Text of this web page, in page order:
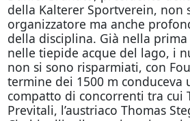
della Kalterer Sportverein, non
organizzatore ma anche
della disciplina. Già nella
nelle tiepide acque del lago, i
non si sono risparmiati, con
termine dei 1500 m
compatto di concorrenti tra cui
Previtali, l’austriaco Thomas